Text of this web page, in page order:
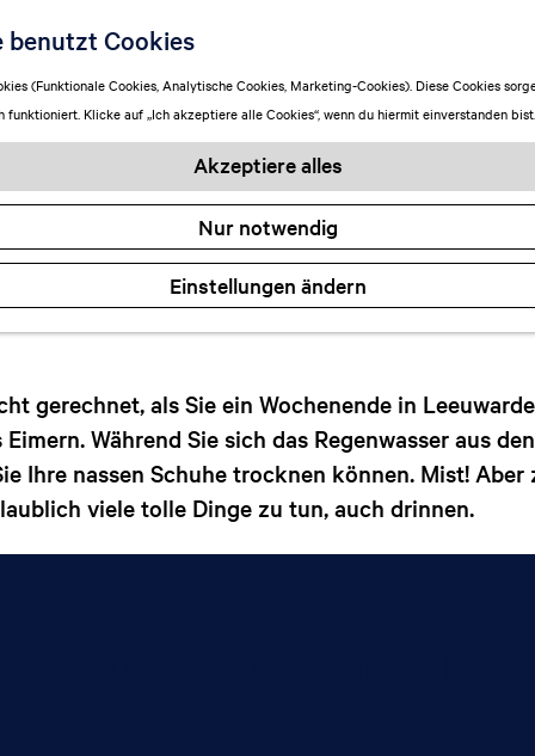
benutzt Cookies
(Funktionale Cookies, Analytische Cookies, Marketing-Cookies). Diese Cookies
Klicke auf „Ich akzeptiere alle Cookies“, wenn du hiermit einverstanden bist.
Akzeptiere alles
Nur notwendig
Einstellungen ändern
in
Annemarie Seunnenga
gerechnet, als Sie ein Wochenende in
Während Sie sich das Regenwasser aus
Ihre nassen Schuhe trocknen können. Mist!
viele tolle Dinge zu tun, auch drinnen.